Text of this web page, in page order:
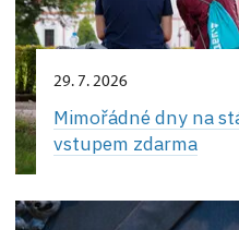
29. 7. 2026
Mimořádné dny na
vstupem zdarma